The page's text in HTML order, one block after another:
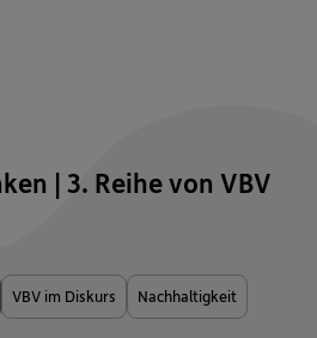
| 3. Reihe von VBV
VBV im Diskurs Nachhaltigkeit